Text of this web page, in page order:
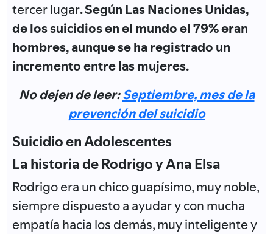
tercer lugar. Según Las Naciones Unidas,
de los suicidios en el mundo el 79% eran
hombres, aunque se ha registrado un
incremento entre las mujeres.
No dejen de leer:Septiembre, mes de la
prevención del suicidio
Suicidio en Adolescentes
La historia de Rodrigo y Ana Elsa
Rodrigo era un chico guapísimo, muy noble,
siempre dispuesto a ayudar y con mucha
empatía hacia los demás, muy inteligente y